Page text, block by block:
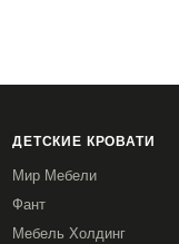
ДЕТСКИЕ КРОВАТИ
Мир Мебели
Фант
Мебель Холдинг